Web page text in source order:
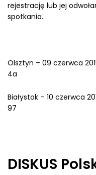
rejestrację lub jej
spotkania.
Olsztyn – 09 czerwca
4a
Białystok – 10 czerwca
97
DISKUS